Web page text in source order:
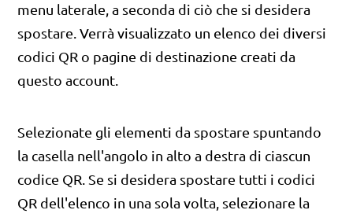
menu laterale, a seconda di ciò che si desidera
spostare. Verrà visualizzato un elenco dei diversi
codici QR o pagine di destinazione creati da
questo account.
Selezionate gli elementi da spostare spuntando
la casella nell'angolo in alto a destra di ciascun
codice QR. Se si desidera spostare tutti i codici
QR dell'elenco in una sola volta, selezionare la